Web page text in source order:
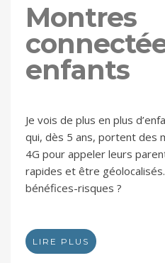
Montres
enfants
Je vois de plus en plus
qui, dès 5 ans, portent des
4G pour appeler leurs
rapides et être
bénéfices-risques ?
LIRE PLUS